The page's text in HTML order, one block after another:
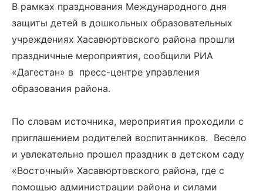
В рамках празднования Международного дня
защиты детей в дошкольных образовательных
учреждениях Хасавюртовского района прошли
праздничные мероприятия, сообщили РИА
«Дагестан» в пресс-центре управления
образования района.
По словам источника, мероприятия проходили с
приглашением родителей воспитанников. Весело
и увлекательно прошел праздник в детском саду
«Восточный» Хасавюртовского района, где с
помощью администрации района и силами